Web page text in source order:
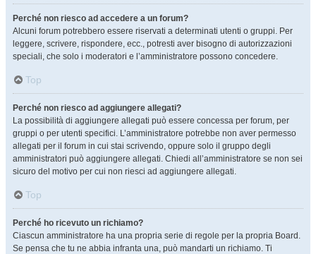
Perché non riesco ad accedere a un forum?
Alcuni forum potrebbero essere riservati a determinati utenti o gruppi. Per
leggere, scrivere, rispondere, ecc., potresti aver bisogno di autorizzazioni
speciali, che solo i moderatori e l’amministratore possono concedere.
Top
Perché non riesco ad aggiungere allegati?
La possibilità di aggiungere allegati può essere concessa per forum, per
gruppi o per utenti specifici. L’amministratore potrebbe non aver permesso
allegati per il forum in cui stai scrivendo, oppure solo il gruppo degli
amministratori può aggiungere allegati. Chiedi all’amministratore se non sei
sicuro del motivo per cui non riesci ad aggiungere allegati.
Top
Perché ho ricevuto un richiamo?
Ciascun amministratore ha una propria serie di regole per la propria Board.
Se pensa che tu ne abbia infranta una, può mandarti un richiamo. Ti